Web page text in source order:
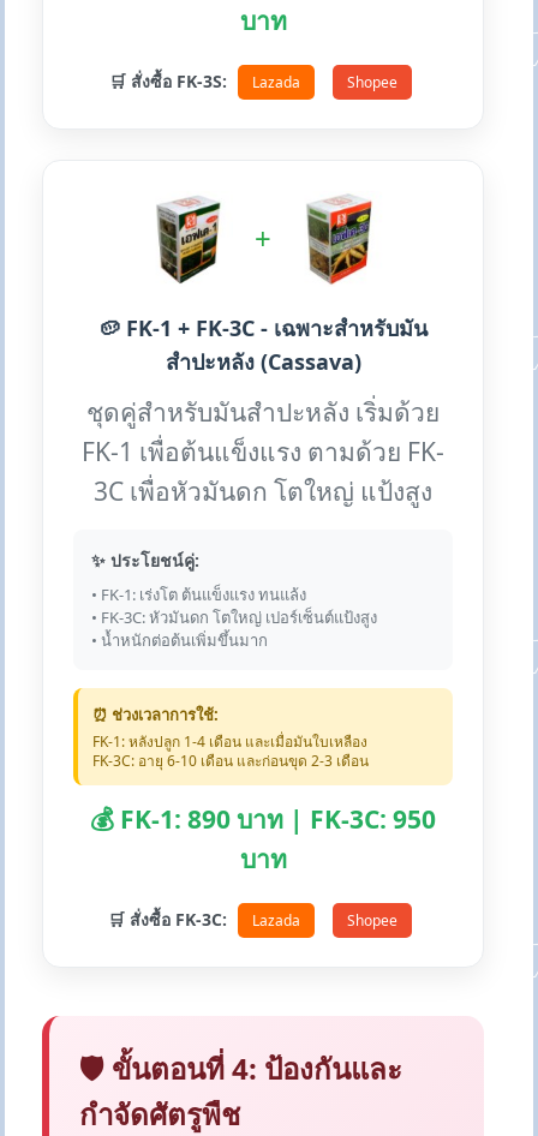
บาท
🛒 สั่งซื้อ FK-3S: Lazada Shopee
+
🥔 FK-1 + FK-3C - เฉพาะสำหรับมัน
สำปะหลัง (Cassava)
ชุดคู่สำหรับมันสำปะหลัง เริ่มด้วย
FK-1 เพื่อต้นแข็งแรง ตามด้วย FK-
3C เพื่อหัวมันดก โตใหญ่ แป้งสูง
✨ ประโยชน์คู่:
• FK-1: เร่งโต ต้นแข็งแรง ทนแล้ง
• FK-3C: หัวมันดก โตใหญ่ เปอร์เซ็นต์แป้งสูง
• น้ำหนักต่อต้นเพิ่มขึ้นมาก
⏰ ช่วงเวลาการใช้:
FK-1: หลังปลูก 1-4 เดือน และเมื่อมันใบเหลือง
FK-3C: อายุ 6-10 เดือน และก่อนขุด 2-3 เดือน
💰 FK-1: 890 บาท | FK-3C: 950
บาท
🛒 สั่งซื้อ FK-3C: Lazada Shopee
🛡️ ขั้นตอนที่ 4: ป้องกันและ
กำจัดศัตรูพืช